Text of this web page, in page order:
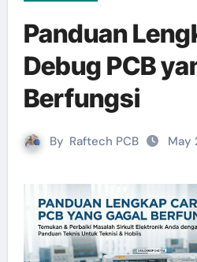
Panduan
Debug PCB
Berfungsi
By Raftech PCB May